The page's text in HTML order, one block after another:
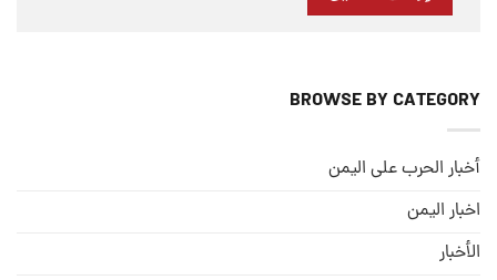
BROWSE BY CATEGORY
أخبار الحرب على اليمن
اخبار اليمن
الأخبار